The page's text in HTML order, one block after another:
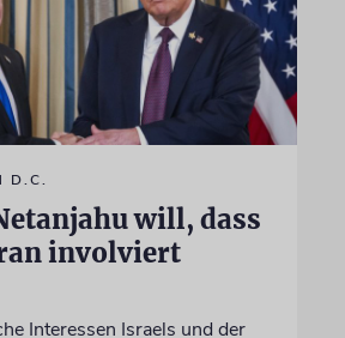
D.C.
will, dass
involviert
Interessen Israels und der